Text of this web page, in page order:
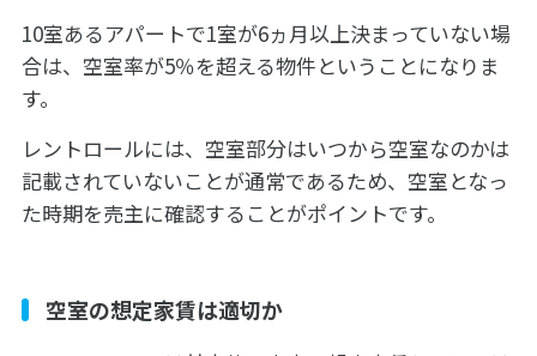
10室あるアパートで1室が6ヵ月以上決まっていない場
合は、空室率が5％を超える物件ということになりま
す。
レントロールには、空室部分はいつから空室なのかは
記載されていないことが通常であるため、空室となっ
た時期を売主に確認することがポイントです。
空室の想定家賃は適切か